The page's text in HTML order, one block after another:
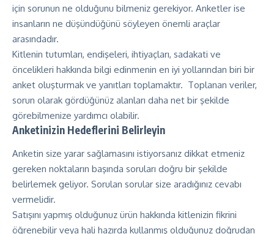
için sorunun ne olduğunu bilmeniz gerekiyor. Anketler ise
insanların ne düşündüğünü söyleyen önemli araçlar
arasındadır.
Kitlenin tutumları, endişeleri, ihtiyaçları, sadakati ve
öncelikleri hakkında bilgi edinmenin en iyi yollarından biri bir
anket oluşturmak ve yanıtları toplamaktır. Toplanan veriler,
sorun olarak gördüğünüz alanları daha net bir şekilde
görebilmenize yardımcı olabilir.
Anketinizin Hedeflerini Belirleyin
Anketin size yarar sağlamasını istiyorsanız dikkat etmeniz
gereken noktaların başında soruları doğru bir şekilde
belirlemek geliyor. Sorulan sorular size aradığınız cevabı
vermelidir.
Satışını yapmış olduğunuz ürün hakkında kitlenizin fikrini
öğrenebilir veya hali hazırda kullanmış olduğunuz doğrudan